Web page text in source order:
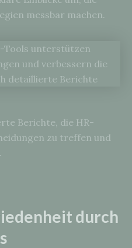
messbar machen.
Berichte, die HR-
zu treffen und
durch